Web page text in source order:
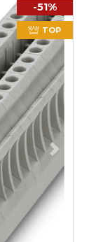
-51%
TOP